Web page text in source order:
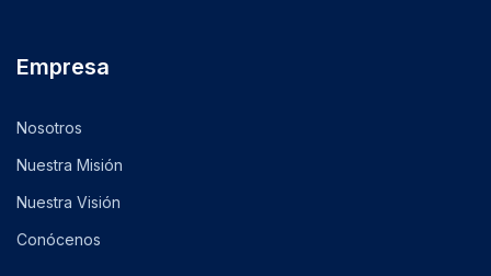
Empresa
Nosotros
Nuestra Misión
Nuestra Visión
Conócenos